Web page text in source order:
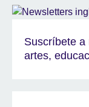
Suscríbete a
artes,